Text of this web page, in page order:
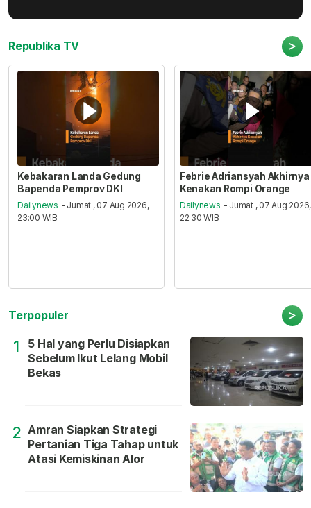
Republika TV >
Kebakaran Landa Gedung
Bapenda Pemprov DKI
Dailynews - Jumat , 07 Aug 2026,
23:00 WIB
Febrie Adriansyah Akhirnya
Kenakan Rompi Orange
Dailynews - Jumat , 07 Aug 2026,
22:30 WIB
Terpopuler >
1
5 Hal yang Perlu Disiapkan
Sebelum Ikut Lelang Mobil
Bekas
2 Amran Siapkan Strategi
Pertanian Tiga Tahap untuk
Atasi Kemiskinan Alor